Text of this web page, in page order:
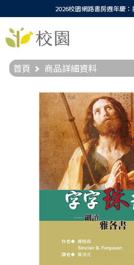
2026校園網路書房週年慶
首頁 商品詳細資料